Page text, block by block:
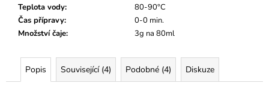
Teplota vody:
80-90°C
Čas přípravy:
0-0 min.
Množství čaje: 3g na 80ml
Popis Související (4) Podobné (4) Diskuze